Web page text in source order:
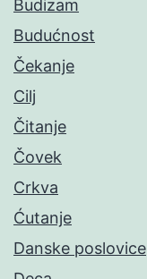
Budizam
Budućnost
Čekanje
Cilj
Čitanje
Čovek
Crkva
Ćutanje
Danske poslovice